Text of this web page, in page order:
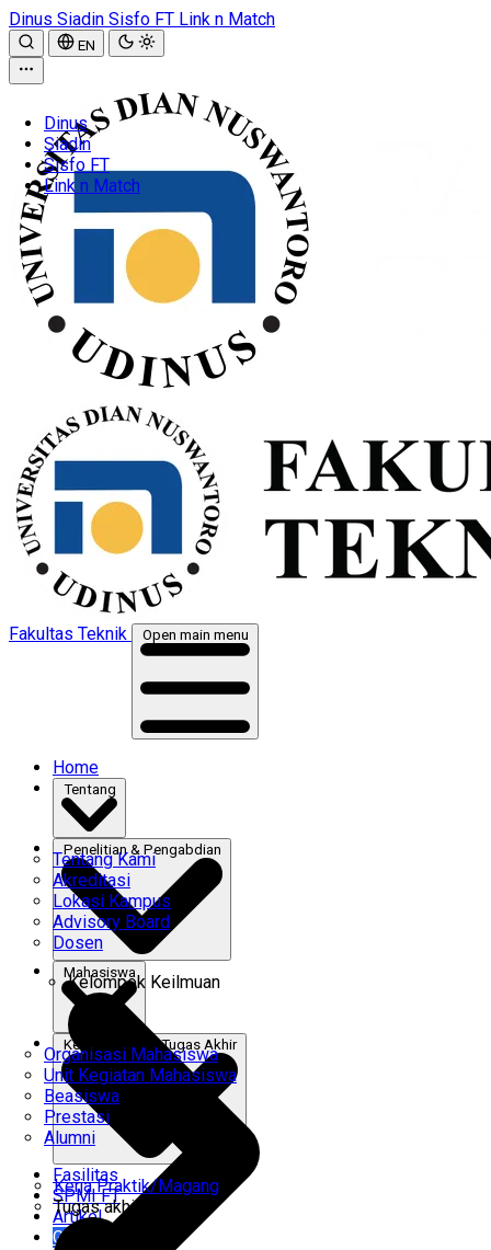
Dinus Siadin Sisfo FT Link n Match
EN
Dinus
Siadin
Sisfo FT
Link n Match
Fakultas Teknik Open main menu
Home
Tentang Kami
Akreditasi
Lokasi Kampus
Advisory Board
Dosen
Kelompok Keilmuan
Mahasiswa
Organisasi Mahasiswa
Unit Kegiatan Mahasiswa
Beasiswa
Prestasi
Alumni
Kerja Praktik & Tugas Akhir
Kerja Praktik/Magang
Tugas akhir
Fasilitas
SPMI FT
Artikel
Gabung Kami